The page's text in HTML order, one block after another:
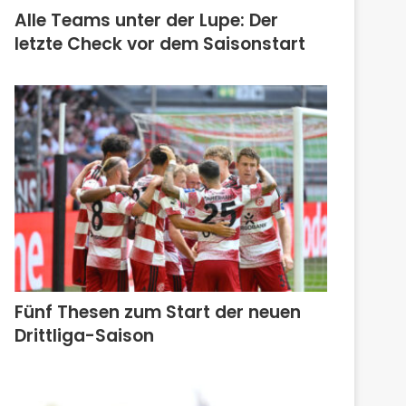
Alle Teams unter der Lupe: Der
letzte Check vor dem Saisonstart
Fünf Thesen zum Start der neuen
Drittliga-Saison